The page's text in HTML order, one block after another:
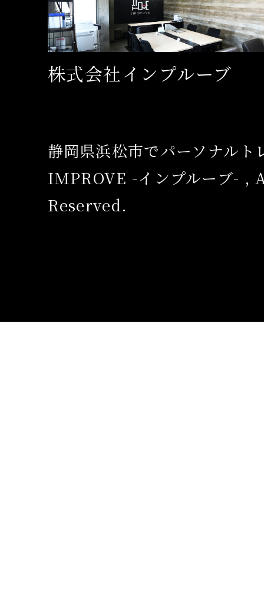
株式会社インプルーブ
静岡県浜松市でパーソナルト
IMPROVE -インプルーブ-
Reserved.